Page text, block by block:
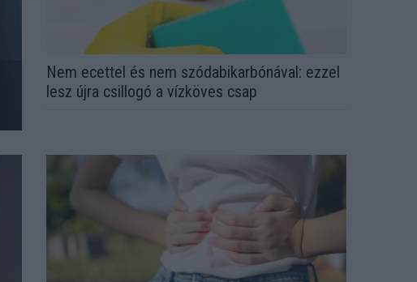
Nem ecettel és nem szódabikarbónával: ezzel
lesz újra csillogó a vízköves csap